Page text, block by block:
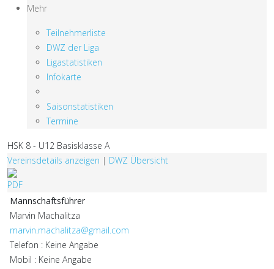
Mehr
Teilnehmerliste
DWZ der Liga
Ligastatistiken
Infokarte
Saisonstatistiken
Termine
HSK 8 - U12 Basisklasse A
Vereinsdetails anzeigen | DWZ Übersicht
Mannschaftsführer
Marvin Machalitza
marvin.machalitza@gmail.com
Telefon : Keine Angabe
Mobil : Keine Angabe